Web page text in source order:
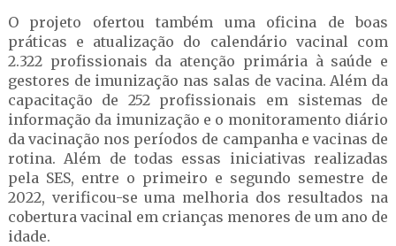
O projeto ofertou também uma oficina de boas
práticas e atualização do calendário vacinal com
2.322 profissionais da atenção primária à saúde e
gestores de imunização nas salas de vacina. Além da
capacitação de 252 profissionais em sistemas de
informação da imunização e o monitoramento diário
da vacinação nos períodos de campanha e vacinas de
rotina. Além de todas essas iniciativas realizadas
pela SES, entre o primeiro e segundo semestre de
2022, verificou-se uma melhoria dos resultados na
cobertura vacinal em crianças menores de um ano de
idade.